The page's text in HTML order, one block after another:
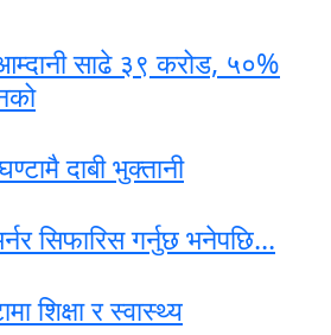
साढे ३९ करोड, ५०%
दाबी भुक्तानी
सिफारिस गर्नुछ भनेपछि...
शिक्षा र स्वास्थ्य